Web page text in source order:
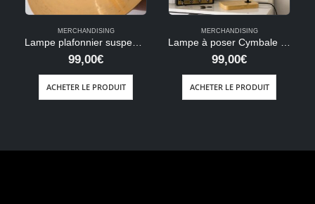
MERCHANDISING
99,00€
ACHETER LE PRODUIT
MERCHANDISING
99,00€
ACHETER LE PRODUIT